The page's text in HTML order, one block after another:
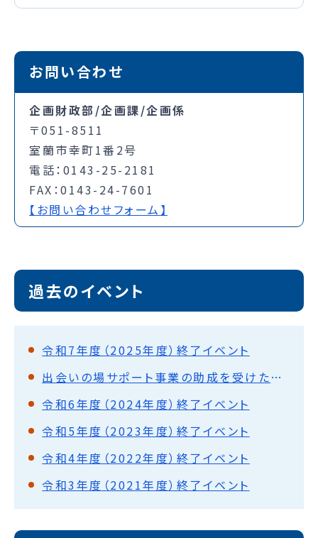
お問い合わせ
企画財政部/企画課/企画係
〒051-8511
室蘭市幸町1番2号
電話：0143-25-2181
FAX：0143-24-7601
【お問い合わせフォーム】
過去のイベント
令和7年度（2025年度）終了イベント
出会いの場サポート事業の助成を受けたイベント実績
令和6年度（2024年度）終了イベント
令和5年度（2023年度）終了イベント
令和4年度（2022年度）終了イベント
令和3年度（2021年度）終了イベント